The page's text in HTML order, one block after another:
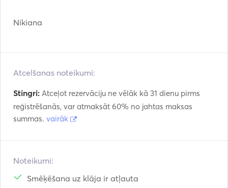
Nikiana
Atcelšanas noteikumi:
Stingri: Atceļot rezervāciju ne vēlāk kā 31 dienu pirms
reģistrēšanās, var atmaksāt 60% no jahtas maksas
summas. vairāk
Noteikumi:
Smēķēšana uz klāja ir atļauta